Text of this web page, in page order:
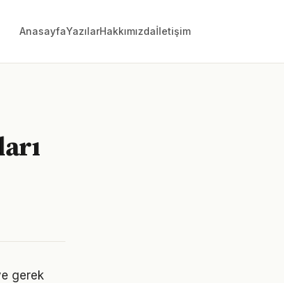
AnasayfaYazılarHakkımızdaİletişim
gerek